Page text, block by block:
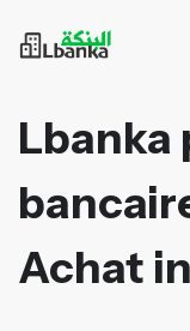
Lbanka
Achat